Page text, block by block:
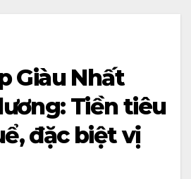
Giàu Nhất
Tiền tiêu
đặc biệt vị